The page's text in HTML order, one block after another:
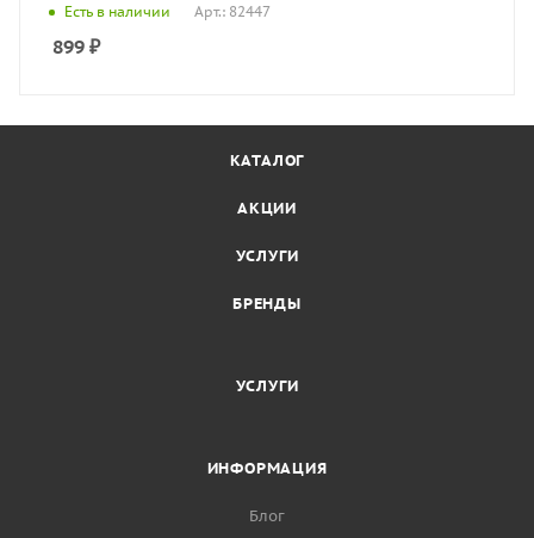
Есть в наличии Арт.: 82447
899 ₽
КАТАЛОГ
АКЦИИ
УСЛУГИ
БРЕНДЫ
УСЛУГИ
ИНФОРМАЦИЯ
Блог